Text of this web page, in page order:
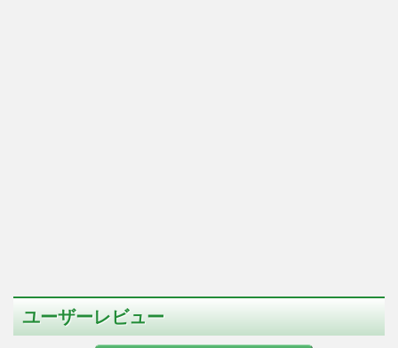
ユーザーレビュー